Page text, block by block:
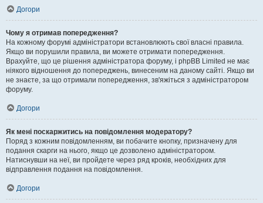
Догори
Чому я отримав попередження?
На кожному форумі адміністратори встановлюють свої власні правила.
Якщо ви порушили правила, ви можете отримати попередження.
Врахуйте, що це рішення адміністратора форуму, і phpBB Limited не має
ніякого відношення до попереджень, винесеним на даному сайті. Якщо ви
не знаєте, за що отримали попередження, зв'яжіться з адміністратором
форуму.
Догори
Як мені поскаржитись на повідомлення модератору?
Поряд з кожним повідомленням, ви побачите кнопку, призначену для
подання скарги на нього, якщо це дозволено адміністратором.
Натиснувши на неї, ви пройдете через ряд кроків, необхідних для
відправлення подання на повідомлення.
Догори